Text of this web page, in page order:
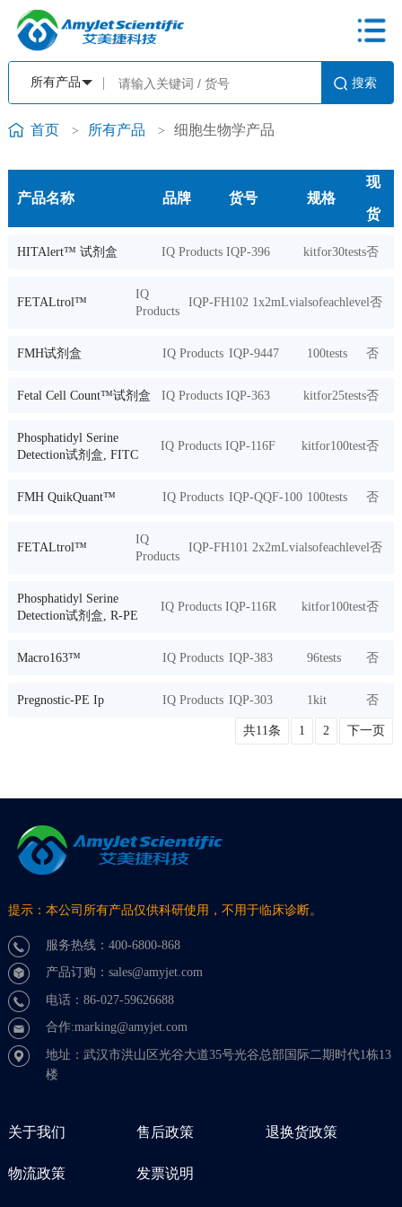
首页 > 所有产品 > 细胞生物学产品
产品名称 品牌 货号 规格
现
货
HITAlert™ 试剂盒 IQ Products IQP-396 kitfor30tests否
FETALtrol™
IQ
Products
IQP-FH102 1x2mLvialsofeachlevel否
FMH试剂盒 IQ Products IQP-9447 100tests 否
Fetal Cell Count™试剂盒 IQ Products IQP-363 kitfor25tests否
Phosphatidyl Serine
Detection试剂盒, FITC
IQ Products IQP-116F kitfor100test否
FMH QuikQuant™ IQ Products IQP-QQF-100 100tests 否
FETALtrol™
IQ
Products
IQP-FH101 2x2mLvialsofeachlevel否
Phosphatidyl Serine
Detection试剂盒, R-PE
IQ Products IQP-116R kitfor100test否
Macro163™ IQ Products IQP-383 96tests 否
Pregnostic-PE Ip IQ Products IQP-303 1kit 否
共11条 1 2 下一页
提示：本公司所有产品仅供科研使用，不用于临床诊断。
服务热线：400-6800-868
产品订购：sales@amyjet.com
电话：86-027-59626688
合作:marking@amyjet.com
地址：武汉市洪山区光谷大道35号光谷总部国际二期时代1栋13
楼
关于我们 售后政策 退换货政策
物流政策 发票说明